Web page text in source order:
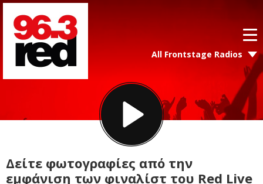
All Frontstage Radios
Δείτε φωτογραφίες από την
εμφάνιση των φιναλίστ του Red Live